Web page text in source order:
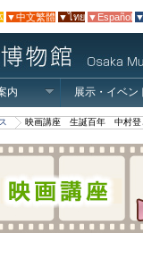
▼中文繁體 ▼ไทย ▼Español
内 展示・イベン
映画講座 生誕百年 中村登